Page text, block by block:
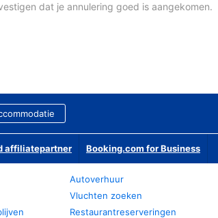
dat je annulering goed is aangekomen.
affiliatepartner Booking.com for Business
Autoverhuur
Vluchten zoeken
Restaurantreserveringen